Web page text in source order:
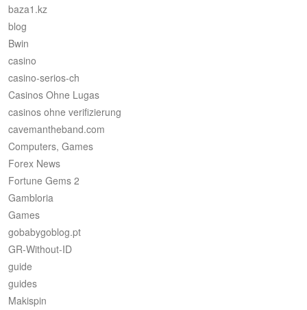
baza1.kz
blog
Bwin
casino
casino-serios-ch
Casinos Ohne Lugas
casinos ohne verifizierung
cavemantheband.com
Computers, Games
Forex News
Fortune Gems 2
Gambloria
Games
gobabygoblog.pt
GR-Without-ID
guide
guides
Makispin